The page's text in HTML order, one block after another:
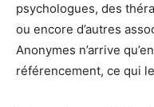
psychologues, des
ou encore d’autres
Anonymes n’arrive
référencement, ce qui